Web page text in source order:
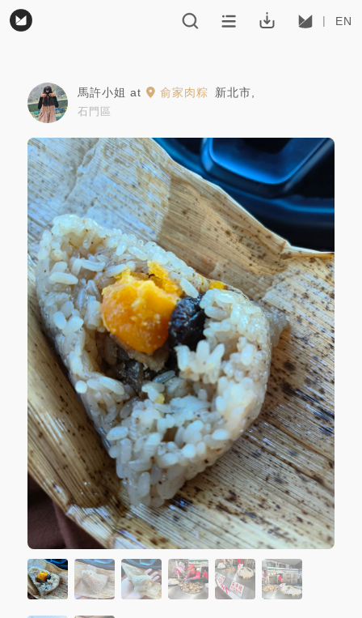
EN
馬許小姐 at 俞家肉粽 新北市
石門區